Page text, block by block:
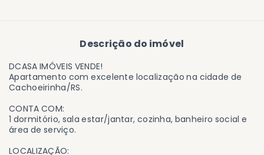
Descrição do imóvel
DCASA IMÓVEIS VENDE!
Apartamento com excelente localização na cidade de
Cachoeirinha/RS.
CONTA COM:
1 dormitório, sala estar/jantar, cozinha, banheiro social e
área de serviço.
LOCALIZAÇÃO: